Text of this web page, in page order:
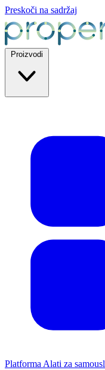
Preskoči na sadržaj
Platforma Alati za